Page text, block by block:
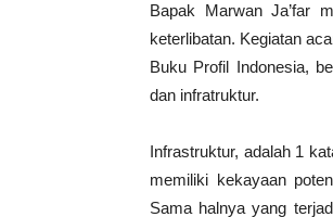
Bapak Marwan Ja’far
keterlibatan. Kegiatan
Buku Profil Indonesia,
dan infratruktur.
Infrastruktur, adalah 1
memiliki kekayaan
Sama halnya yang